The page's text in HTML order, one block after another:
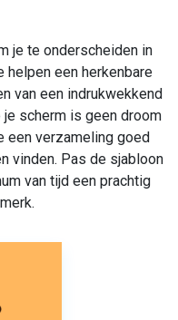
je te onderscheiden in
een herkenbare
van een indrukwekkend
je scherm is geen droom
een verzameling goed
vinden. Pas de sjabloon
van tijd een prachtig